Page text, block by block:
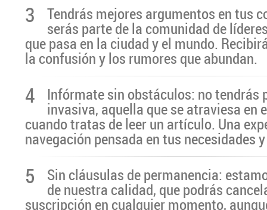
3 Tendrás mejores argumentos en tus
serás parte de la comunidad de
que pasa en la ciudad y el mundo.
la confusión y los rumores que abundan.
4 Infórmate sin obstáculos: no tendrás
invasiva, aquella que se atraviesa en
cuando tratas de leer un artículo. Una
navegación pensada en tus necesidades
5 Sin cláusulas de permanencia:
de nuestra calidad, que podrás
suscripción en cualquier momento,